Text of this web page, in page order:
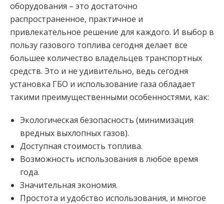
оборудования – это достаточно
распространенное, практичное и
привлекательное решение для каждого. И выбор в
пользу газового топлива сегодня делает все
большее количество владельцев транспортных
средств. Это и не удивительно, ведь сегодня
установка ГБО и использование газа обладает
такими преимущественными особенностями, как:
Экологическая безопасность (минимизация
вредных выхлопных газов).
Доступная стоимость топлива.
Возможность использования в любое время
года.
Значительная экономия.
Простота и удобство использования, и многое